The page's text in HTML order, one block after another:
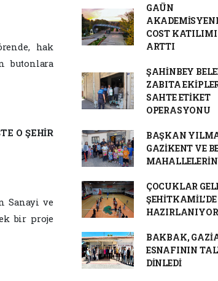
hak
butonlara
O ŞEHİR
Sanayi ve
bir proje
GAÜN
COST
ARTTI
ŞAHİNBEY
ZABITA
SAHTE ETİKET
OPERASYONU
BAŞKAN
GAZİKENT VE
ÇOCUKLAR
ŞEHİTKAMİL’DE
HAZIRLANIYOR
BAKBAK,
ESNAFININ
DİNLEDİ